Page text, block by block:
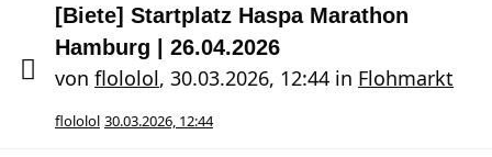
[Biete] Startplatz Haspa Marathon
Hamburg | 26.04.2026
von flololol, 30.03.2026, 12:44 in Flohmarkt
flololol 30.03.2026, 12:44